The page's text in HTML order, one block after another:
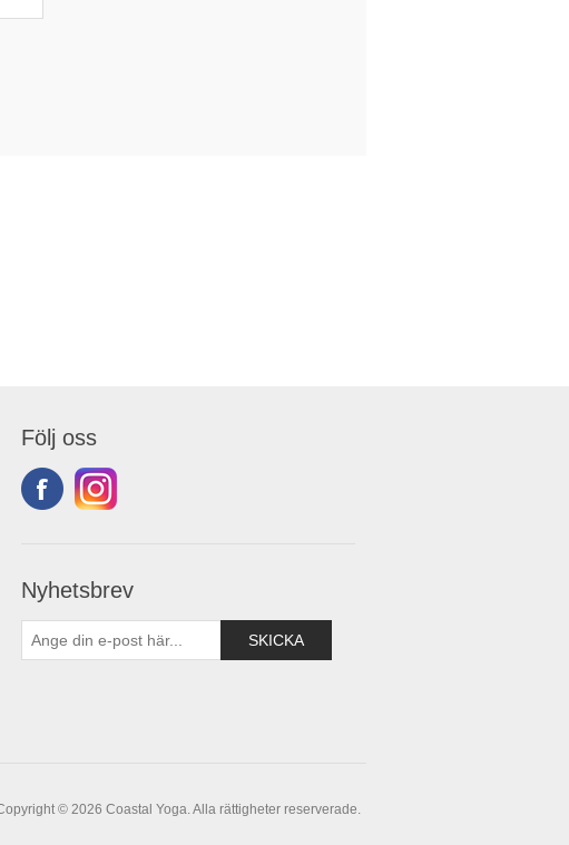
Följ oss
Nyhetsbrev
© 2026 Coastal Yoga. Alla rättigheter reserverade.